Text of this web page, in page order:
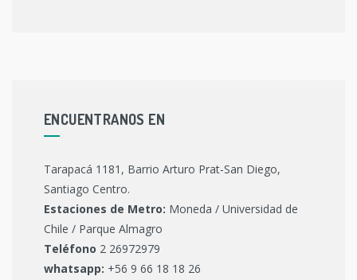
ENCUENTRANOS EN
Tarapacá 1181, Barrio Arturo Prat-San Diego,
Santiago Centro.
Estaciones de Metro: Moneda / Universidad de
Chile / Parque Almagro
Teléfono 2 26972979
whatsapp: +56 9 66 18 18 26